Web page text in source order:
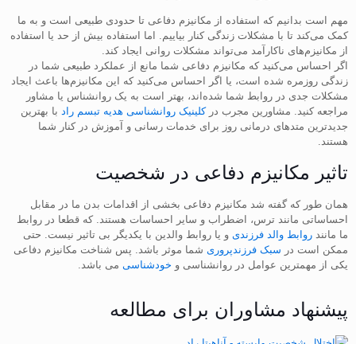
مهم است بدانیم که استفاده از مکانیزم‌ دفاعی تا حدودی طبیعی است و به ما
کمک می‌کند تا با مشکلات زندگی کنار بیاییم. اما استفاده بیش از حد یا استفاده
از مکانیزم‌های ناکارآمد می‌تواند مشکلات روانی ایجاد کند.
اگر احساس می‌کنید که مکانیزم‌ دفاعی شما مانع از عملکرد طبیعی شما در
زندگی روزمره شده است، یا اگر احساس می‌کنید که این مکانیزم‌ها باعث ایجاد
مشکلات جدی در روابط شما شده‌اند، بهتر است به یک روانشناس یا مشاور
مراجعه کنید. مشاورین مجرب درکلینیک روانشناسی هدیه تبسم راد با بهترین
جدیدترین متدهای درمانی روز برای خدمات رسانی و آموزش در کنار شما
هستند.
تاثیر مکانیزم دفاعی در شخصیت
همان طور که گفته شد مکانیزم دفاعی بخشی از اقدامات بدن ما در مقابل
احساساتی مانند ترس، اضطراب و سایر احساسات هستند. که قطعا در روابط
ما مانند روابط والد فرزندی و یا روابط والدین با یکدیگر بی تاثیر نیست. حتی
ممکن است در سبک فرزندپروری شما موثر باشد. پس شناخت مکانیزم دفاعی
یکی از مهمترین عوامل در روانشناسی و خودشناسی می باشد.
پیشنهاد مشاوران برای مطالعه